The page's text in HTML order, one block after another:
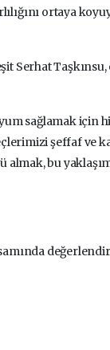
ortaya
Serhat
sağlamak
şeffaf ve
bu